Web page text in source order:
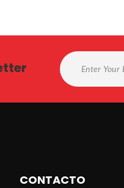
CONTACTO